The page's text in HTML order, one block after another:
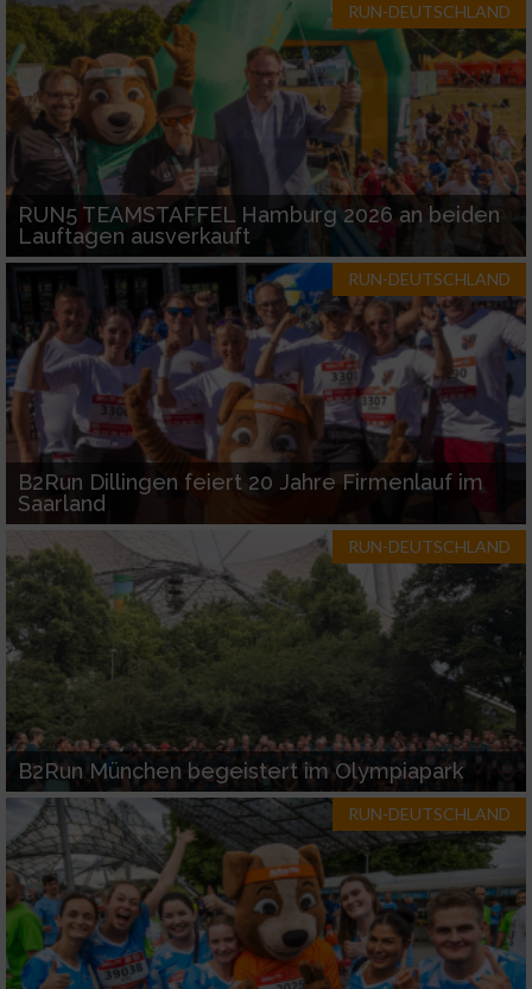
RUN-DEUTSCHLAND
RUN5 TEAMSTAFFEL Hamburg 2026 an beiden
Lauftagen ausverkauft
RUN-DEUTSCHLAND
B2Run Dillingen feiert 20 Jahre Firmenlauf im
Saarland
RUN-DEUTSCHLAND
B2Run München begeistert im Olympiapark
RUN-DEUTSCHLAND